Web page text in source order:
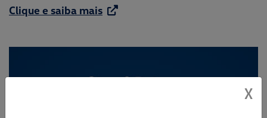
Clique e saiba mais
X